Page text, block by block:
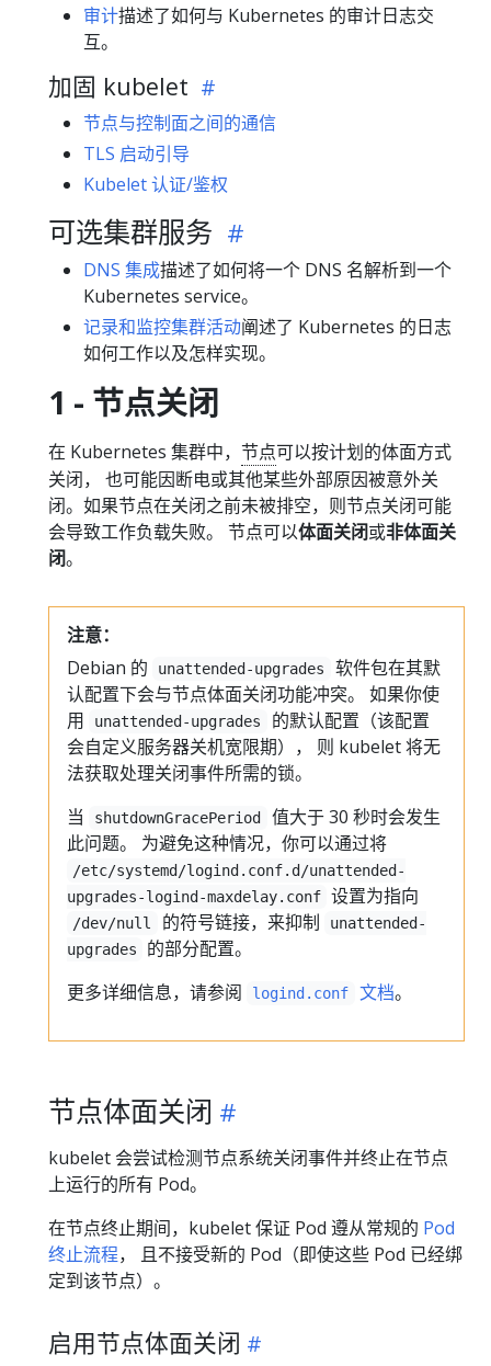
审计描述了如何与 Kubernetes 的审计日志交
互。
加固 kubelet
节点与控制面之间的通信
TLS 启动引导
Kubelet 认证/鉴权
可选集群服务
DNS 集成描述了如何将一个 DNS 名解析到一个
Kubernetes service。
记录和监控集群活动阐述了 Kubernetes 的日志
如何工作以及怎样实现。
1 - 节点关闭
在 Kubernetes 集群中， 节点可以按计划的体面方式
关闭， 也可能因断电或其他某些外部原因被意外关
闭。如果节点在关闭之前未被排空，则节点关闭可能
会导致工作负载失败。 节点可以体面关闭或非体面关
闭。
注意：
Debian 的
unattended-upgrades
软件包在其默
认配置下会与节点体面关闭功能冲突。 如果你使
用
unattended-upgrades
的默认配置（该配置
会自定义服务器关机宽限期）， 则 kubelet 将无
法获取处理关闭事件所需的锁。
当
shutdownGracePeriod
值大于 30 秒时会发生
此问题。 为避免这种情况，你可以通过将
/etc/systemd/logind.conf.d/unattended-
upgrades-logind-maxdelay.conf 设置为指向
/dev/null 的符号链接，来抑制
unattended-
upgrades
的部分配置。
更多详细信息，请参阅
logind.conf 文档。
节点体面关闭
kubelet 会尝试检测节点系统关闭事件并终止在节点
上运行的所有 Pod。
在节点终止期间，kubelet 保证 Pod 遵从常规的 Pod
终止流程， 且不接受新的 Pod（即使这些 Pod 已经绑
定到该节点）。
启用节点体面关闭